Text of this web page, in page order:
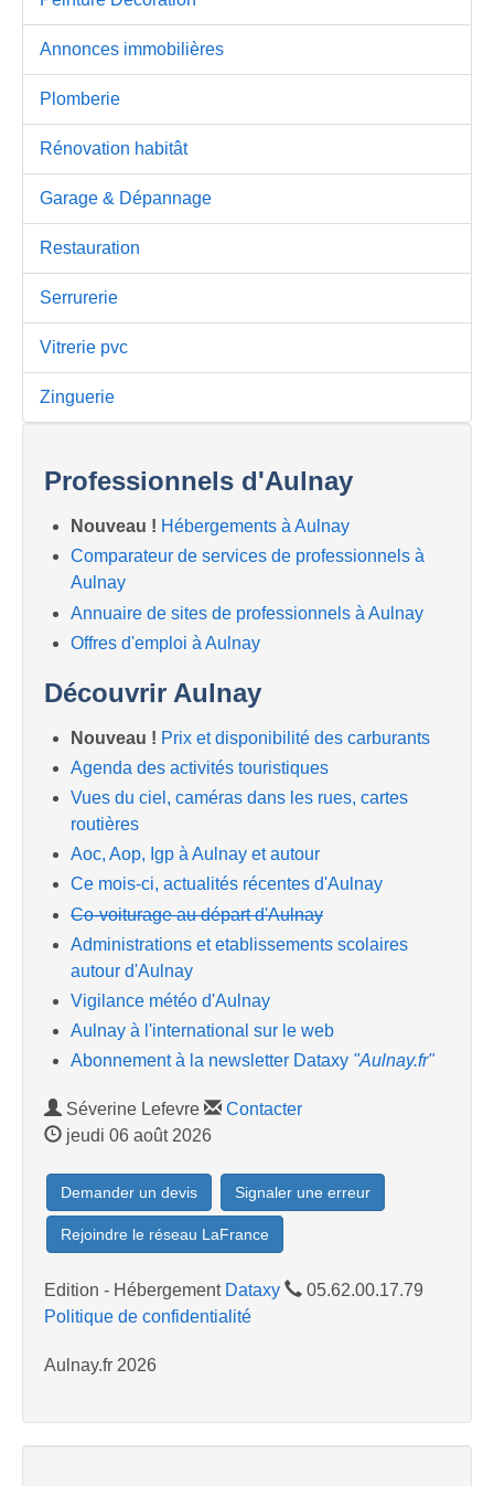
Annonces immobilières
Plomberie
Rénovation habitât
Garage & Dépannage
Restauration
Serrurerie
Vitrerie pvc
Zinguerie
Professionnels d'Aulnay
Nouveau ! Hébergements à Aulnay
Comparateur de services de professionnels à
Aulnay
Annuaire de sites de professionnels à Aulnay
Offres d'emploi à Aulnay
Découvrir Aulnay
Nouveau ! Prix et disponibilité des carburants
Agenda des activités touristiques
Vues du ciel, caméras dans les rues, cartes
routières
Aoc, Aop, Igp à Aulnay et autour
Ce mois-ci, actualités récentes d'Aulnay
Co-voiturage au départ d'Aulnay
Administrations et etablissements scolaires
autour d'Aulnay
Vigilance météo d'Aulnay
Aulnay à l'international sur le web
Abonnement à la newsletter Dataxy "Aulnay.fr"
Séverine Lefevre
Contacter
jeudi 06 août 2026
Demander un devis Signaler une erreur
Rejoindre le réseau LaFrance
Edition - Hébergement Dataxy
05.62.00.17.79
Politique de confidentialité
Aulnay.fr 2026